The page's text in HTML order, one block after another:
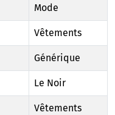
Mode
Vêtements
Générique
Le Noir
Vêtements